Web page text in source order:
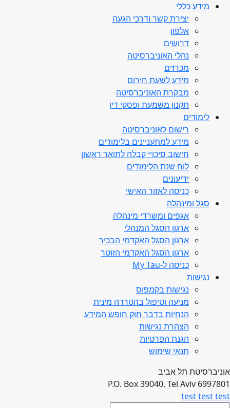
מידע כללי
יצירת קשר ודרכי הגעה
אלפון
דרושים
נהלי האוניברסיטה
מכרזים
מידע לשעת חירום
מבקרת האוניברסיטה
תקנון משמעת ופסקי דין
לימודים
רישום לאוניברסיטה
מידע למתעניינים בלימודים
חישוב סיכויי קבלה לתואר ראשון
לוח שנת הלימודים
ידיעונים
כניסה לאזור האישי
סגל ומינהלה
אגפים ומשרדי מינהלה
ארגון הסגל המנהלי
ארגון הסגל האקדמי הבכיר
ארגון הסגל האקדמי הזוטר
כניסה ל-My Tau
נגישות
נגישות בקמפוס
מניעה וטיפול בהטרדה מינית
הנחיות בדבר חוק חופש המידע
הצהרת נגישות
הגנת הפרטיות
תנאי שימוש
אוניברסיטת תל אביב
P.O. Box 39040, Tel Aviv 6997801
test test test